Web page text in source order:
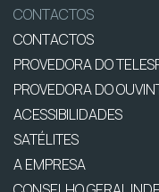
CONTACTOS
CONTACTOS
PROVEDORA DO
PROVEDORA DO
ACESSIBILIDADES
SATÉLITES
A EMPRESA